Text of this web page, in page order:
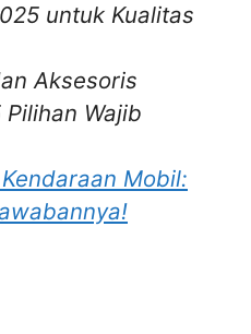
untuk Kualitas
Aksesoris
Wajib
Mobil: